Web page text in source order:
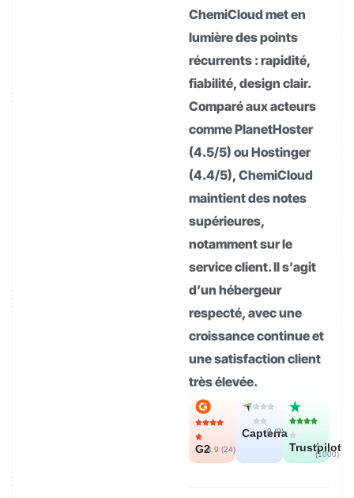
ChemiCloud met en
lumière des points
récurrents : rapidité,
fiabilité, design clair.
Comparé aux acteurs
comme PlanetHoster
(4.5/5) ou Hostinger
(4.4/5), ChemiCloud
maintient des notes
supérieures,
notamment sur le
service client. Il s’agit
d’un hébergeur
respecté, avec une
croissance continue et
une satisfaction client
très élevée.
G24.9 (24)
Capterra
0 (0)
Trustpilot
4
(1000)